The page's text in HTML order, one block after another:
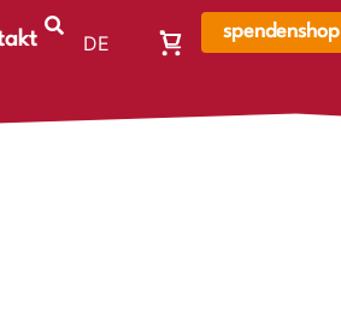
DE
Warenkorb,
ist
spendenshop